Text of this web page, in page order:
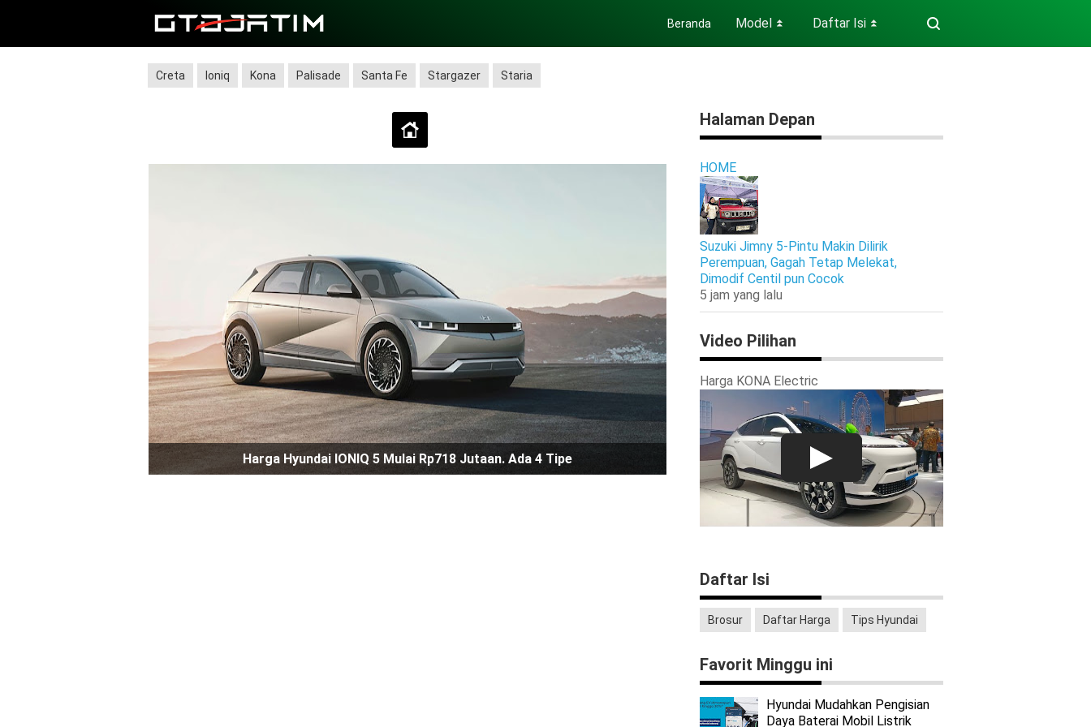
Beranda Model ⏬ Daftar Isi ⏬
Creta Ioniq Kona Palisade Santa Fe Stargazer Staria
Harga Hyundai IONIQ 5 Mulai Rp718 Jutaan. Ada 4 Tipe
Halaman Depan
HOME
Suzuki Jimny 5-Pintu Makin Dilirik
Perempuan, Gagah Tetap Melekat,
Dimodif Centil pun Cocok
5 jam yang lalu
Video Pilihan
Harga KONA Electric
Daftar Isi
Brosur Daftar Harga Tips Hyundai
Favorit Minggu ini
Hyundai Mudahkan Pengisian
Daya Baterai Mobil Listrik